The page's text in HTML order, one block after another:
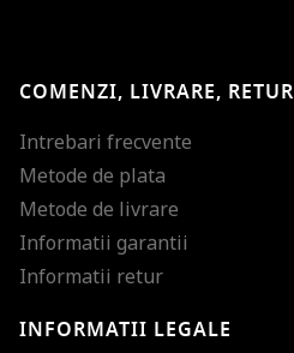
COMENZI, LIVRARE, RETUR
Intrebari frecvente
Metode de plata
Metode de livrare
Informatii garantii
Informatii retur
INFORMATII LEGALE